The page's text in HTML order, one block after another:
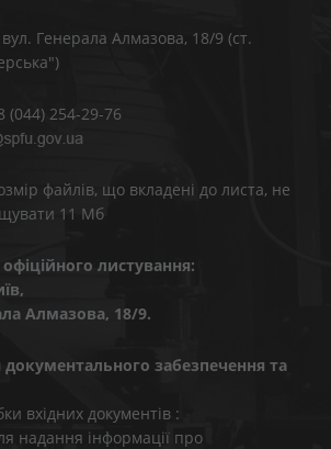
вул. Генерала Алмазова, 18/9 (ст.
(044) 254-29-76
файлів, що вкладені до листа, не
11 Мб
листування:
Алмазова, 18/9.
документального забезпечення та
вхідних документів :
надання інформації про